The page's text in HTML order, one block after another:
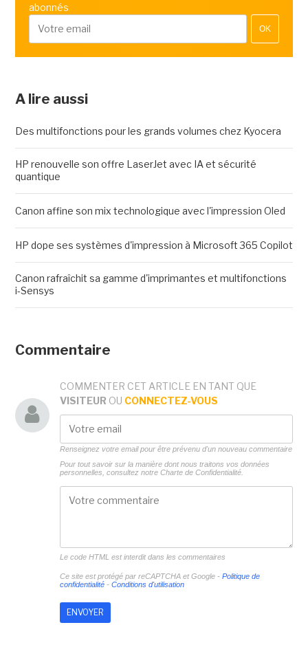
abonnés
OK
A lire aussi
Des multifonctions pour les grands volumes chez Kyocera
HP renouvelle son offre LaserJet avec IA et sécurité
quantique
Canon affine son mix technologique avec l'impression Oled
HP dope ses systèmes d'impression à Microsoft 365 Copilot
Canon rafraîchit sa gamme d'imprimantes et multifonctions
i-Sensys
Commentaire
COMMENTER CET ARTICLE EN TANT QUE
VISITEUR OU CONNECTEZ-VOUS
Renseignez votre email pour être prévenu d'un nouveau commentaire
Pour tout savoir sur la manière dont nous traitons vos données
personnelles, consultez notre Charte de Confidentialité.
Le code HTML est interdit dans les commentaires
Ce site est protégé par reCAPTCHA et Google - Politique de
confidentialité- Conditions d'utilisation